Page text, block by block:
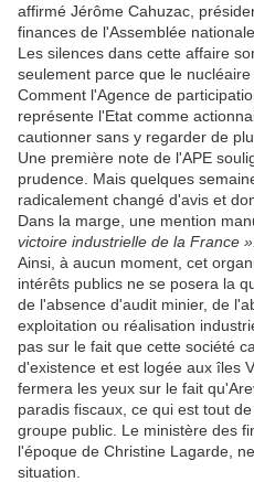
affirmé Jérôme Cahuzac,
finances de l'Assemblée
Les silences dans cette affaire
seulement parce que le
Comment l'Agence de
représente l'Etat comme
cautionner sans y regarder de
Une première note de l'APE
prudence. Mais quelques
radicalement changé d'avis et
Dans la marge, une mention
victoire industrielle de la France ».
Ainsi, à aucun moment, cet
intérêts publics ne se posera la
de l'absence d'audit minier, de
exploitation ou réalisation
pas sur le fait que cette société
d'existence et est logée aux îles
fermera les yeux sur le fait
paradis fiscaux, ce qui est tout
groupe public. Le ministère des
l'époque de Christine Lagarde,
situation.